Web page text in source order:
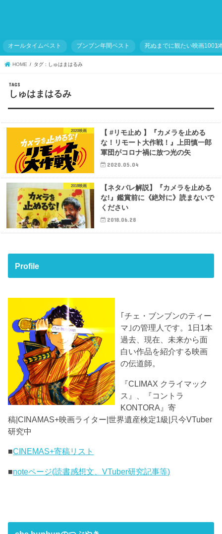
オールタイムベスト ブンブン年間ベスト 死ぬまでに観たい映画1001
HOME タグ : しゅはまはるみ
しゅはまはるみ
2020映画
【 #リモ止め 】『カメラを止める
な！リモート大作戦！』上田慎一郎
軍団がコロナ禍に放つ光の矢
2020.05.04
2018映画
【ネタバレ解説】『カメラを止める
な!』鑑賞前に《絶対に》読まないで
ください
2018.06.28
Profile
｢チェ・ブンブンのティー
マ｣の管理人です。1日1本
過去、現在、未来から面
白い作品を紹介する映画
の伝道師。
『CLIMAX クライマック
ス』、『コントラ
KONTORA』寄
稿|CINAMAS+映画ライター|世界遺産検定1級|只今VTuber
研究中
■CINEMAS+寄稿リスト
■noteページ(読書感想文、VTuber研究記事等)